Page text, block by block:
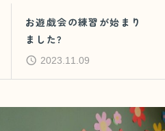
お遊戯会の練習が始まり
ました?
2023.11.09